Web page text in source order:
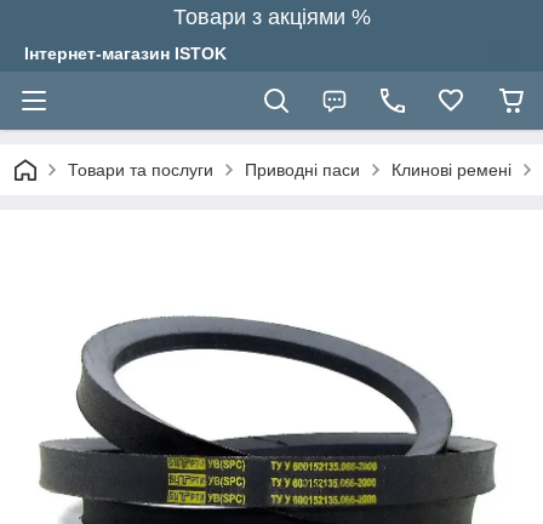
Товари з акціями %
Інтернет-магазин ISTOK
Товари та послуги Приводні паси Клинові ремені